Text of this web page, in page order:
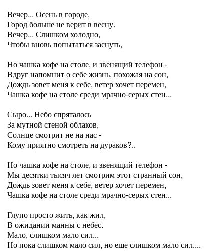
Вечер... Осень в городе,
Город больше не верит в весну.
Вечер... Слишком холодно,
Чтобы вновь попытаться заснуть,
Но чашка кофе на столе, и звенящий телефон -
Вдруг напомнит о себе жизнь, похожая на сон,
Дождь зовет меня к себе, ветер хочет перемен,
Чашка кофе на столе среди мрачно-серых стен...
Сыро... Небо спряталось
За мутной стеной облаков,
Солнце смотрит не на нас -
Кому приятно смотреть на дураков?..
Но чашка кофе на столе, и звенящий телефон -
Мы десятки тысяч лет смотрим этот странный сон,
Дождь зовет меня к себе, ветер хочет перемен,
Чашка кофе на столе среди мрачно-серых стен...
Глупо просто жить, как жил,
В ожидании манны с небес.
Мало, слишком мало сил...
Но пока слишком мало сил, но еще слишком мало сил....